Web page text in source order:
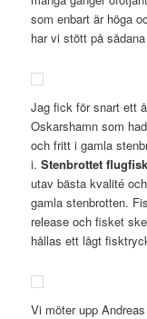
som enbart är höga
har vi stött på
Jag fick för snart ett
Oskarshamn som
och fritt i gamla
i.Stenbrottet
utav bästa kvalité
gamla stenbrotten.
release och fisket
hållas ett lågt
Vi möter upp